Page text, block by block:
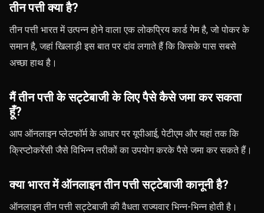
तीन पत्ती क्या है?
तीन पत्ती भारत में उत्पन्न होने वाला एक लोकप्रिय कार्ड गेम है, जो पोकर के
समान है, जहां खिलाड़ी इस बात पर दांव लगाते हैं कि किसके पास सबसे
अच्छा हाथ है।
मैं तीन पत्ती के सट्टेबाजी के लिए पैसे कैसे जमा कर सकता
हूँ?
आप ऑनलाइन प्लेटफॉर्म के आधार पर यूपीआई, पेटीएम और यहां तक ​​कि
क्रिप्टोकरेंसी जैसे विभिन्न तरीकों का उपयोग करके पैसे जमा कर सकते हैं।
क्या भारत में ऑनलाइन तीन पत्ती सट्टेबाजी कानूनी है?
ऑनलाइन तीन पत्ती सट्टेबाजी की वैधता राज्यवार भिन्न-भिन्न होती है।